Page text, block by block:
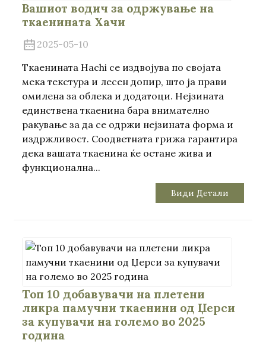
Вашиот водич за одржување на
ткаенината Хачи
2025-05-10
Ткаенината Hachi се издвојува по својата
мека текстура и лесен допир, што ја прави
омилена за облека и додатоци. Нејзината
единствена ткаенина бара внимателно
ракување за да се одржи нејзината форма и
издржливост. Соодветната грижа гарантира
дека вашата ткаенина ќе остане жива и
функционална...
Види Детали
Топ 10 добавувачи на плетени
ликра памучни ткаенини од Џерси
за купувачи на големо во 2025
година